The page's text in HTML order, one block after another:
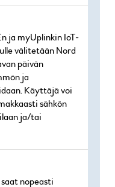
ja myUplinkin IoT-
välitetään Nord
päivän
ja
Käyttäjä voi
sähkön
ja/tai
nopeasti